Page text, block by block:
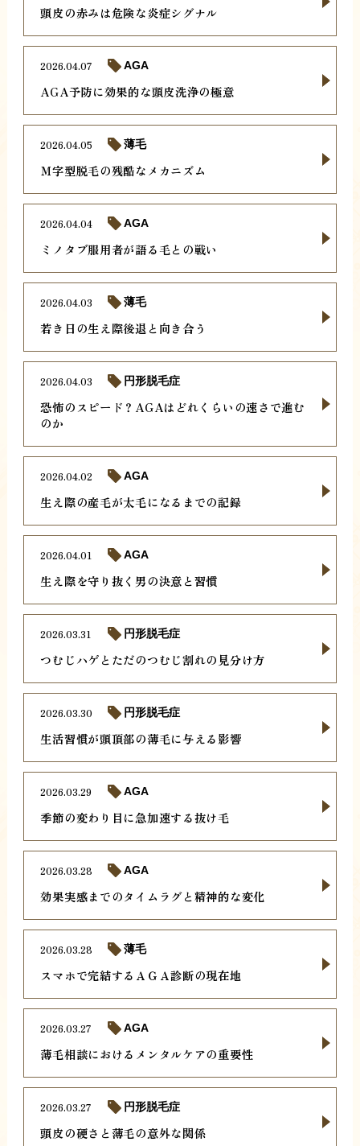
頭皮の赤みは危険な炎症シグナル
AGA予防に効果的な頭皮洗浄の極意
2026.04.07 AGA
Ｍ字型脱毛の残酷なメカニズム
2026.04.05 薄毛
ミノタブ服用者が語る毛との戦い
2026.04.04 AGA
若き日の生え際後退と向き合う
2026.04.03 薄毛
恐怖のスピード？AGAはどれくらいの速さで進む
のか
2026.04.03 円形脱毛症
生え際の産毛が太毛になるまでの記録
2026.04.02 AGA
生え際を守り抜く男の決意と習慣
2026.04.01 AGA
つむじハゲとただのつむじ割れの見分け方
2026.03.31 円形脱毛症
生活習慣が頭頂部の薄毛に与える影響
2026.03.30 円形脱毛症
季節の変わり目に急加速する抜け毛
2026.03.29 AGA
効果実感までのタイムラグと精神的な変化
2026.03.28 AGA
スマホで完結するＡＧＡ診断の現在地
2026.03.28 薄毛
薄毛相談におけるメンタルケアの重要性
2026.03.27 AGA
頭皮の硬さと薄毛の意外な関係
2026.03.27 円形脱毛症